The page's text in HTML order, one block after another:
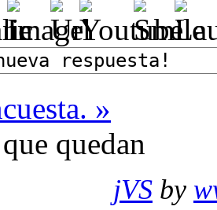
»
quedan
jVS by